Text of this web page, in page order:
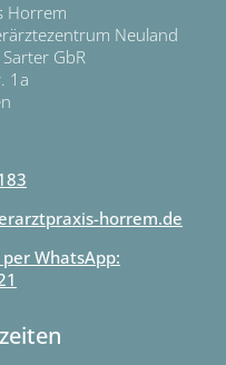
Horrem
Neuland
GbR
1a
horrem.de
WhatsApp: